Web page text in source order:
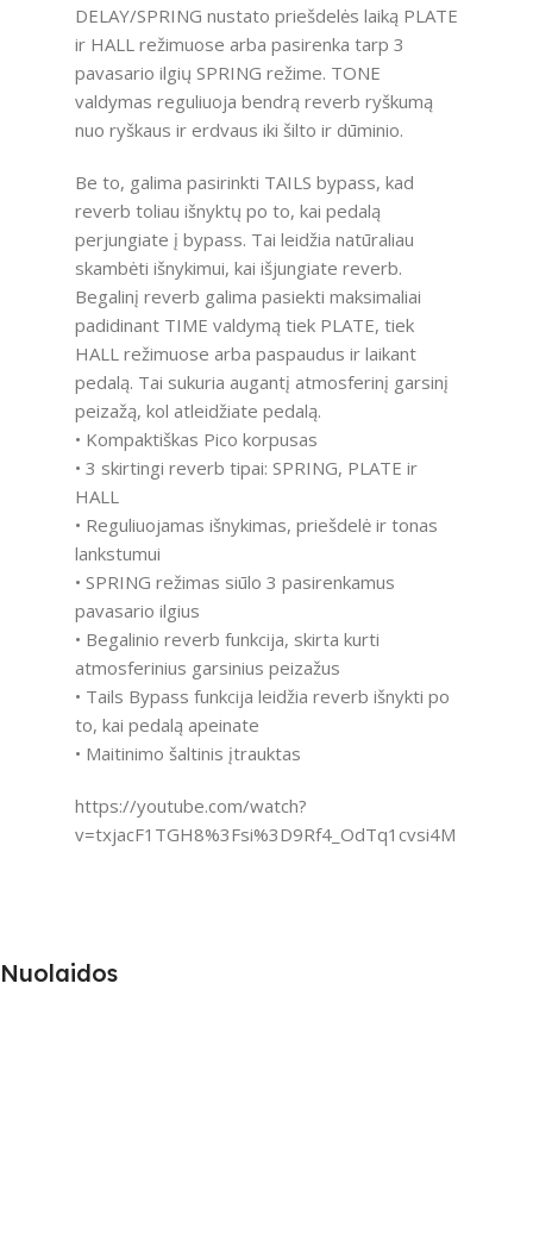
DELAY/SPRING nustato priešdelės laiką PLATE
ir HALL režimuose arba pasirenka tarp 3
pavasario ilgių SPRING režime. TONE
valdymas reguliuoja bendrą reverb ryškumą
nuo ryškaus ir erdvaus iki šilto ir dūminio.
Be to, galima pasirinkti TAILS bypass, kad
reverb toliau išnyktų po to, kai pedalą
perjungiate į bypass. Tai leidžia natūraliau
skambėti išnykimui, kai išjungiate reverb.
Begalinį reverb galima pasiekti maksimaliai
padidinant TIME valdymą tiek PLATE, tiek
HALL režimuose arba paspaudus ir laikant
pedalą. Tai sukuria augantį atmosferinį garsinį
peizažą, kol atleidžiate pedalą.
• Kompaktiškas Pico korpusas
• 3 skirtingi reverb tipai: SPRING, PLATE ir
HALL
• Reguliuojamas išnykimas, priešdelė ir tonas
lankstumui
• SPRING režimas siūlo 3 pasirenkamus
pavasario ilgius
• Begalinio reverb funkcija, skirta kurti
atmosferinius garsinius peizažus
• Tails Bypass funkcija leidžia reverb išnykti po
to, kai pedalą apeinate
• Maitinimo šaltinis įtrauktas
https://youtube.com/watch?
v=txjacF1TGH8%3Fsi%3D9Rf4_OdTq1cvsi4M
Nuolaidos